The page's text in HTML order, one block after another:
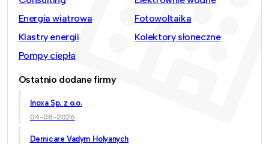
Energia wiatrowa
Fotowoltaika
Klastry energii
Kolektory słoneczne
Pompy ciepła
Ostatnio dodane firmy
Inoxa Sp. z o.o.
04-08-2026
Demicare Vadym Holyanych